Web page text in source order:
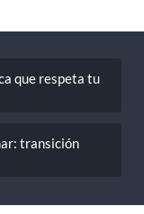
que respeta tu
transición